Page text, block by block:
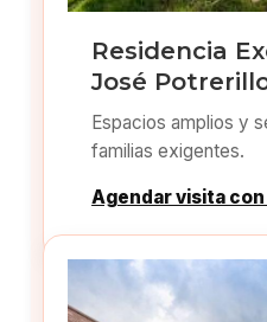
Residencia
José
Espacios amplios y
familias exigentes.
Agendar visita